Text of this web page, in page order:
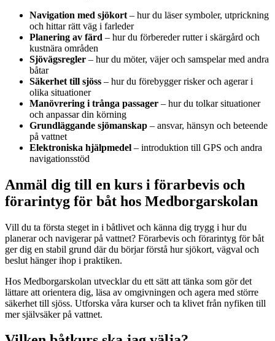
Navigation med sjökort – hur du läser symboler, utprickning
och hittar rätt väg i farleder
Planering av färd – hur du förbereder rutter i skärgård och
kustnära områden
Sjövägsregler – hur du möter, väjer och samspelar med andra
båtar
Säkerhet till sjöss – hur du förebygger risker och agerar i
olika situationer
Manövrering i trånga passager – hur du tolkar situationer
och anpassar din körning
Grundläggande sjömanskap – ansvar, hänsyn och beteende
på vattnet
Elektroniska hjälpmedel – introduktion till GPS och andra
navigationsstöd
Anmäl dig till en kurs i förarbevis och
förarintyg för båt hos Medborgarskolan
Vill du ta första steget in i båtlivet och känna dig trygg i hur du
planerar och navigerar på vattnet? Förarbevis och förarintyg för båt
ger dig en stabil grund där du börjar förstå hur sjökort, vägval och
beslut hänger ihop i praktiken.
Hos Medborgarskolan utvecklar du ett sätt att tänka som gör det
lättare att orientera dig, läsa av omgivningen och agera med större
säkerhet till sjöss. Utforska våra kurser och ta klivet från nyfiken till
mer självsäker på vattnet.